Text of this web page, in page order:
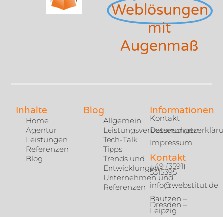
Weblösungen
mit
Augenmaß
Inhalte
Home
Agentur
Leistungen
Referenzen
Blog
Blog
Allgemein
Leistungsverbesserungen
Tech-Talk
Tipps
Trends und
Entwicklungen
Unternehmen und
Referenzen
Informationen
Kontakt
Impressum
Kontakt
+49 (3591)
5315395
info@webstitut.de
Bautzen –
Dresden –
Leipzig